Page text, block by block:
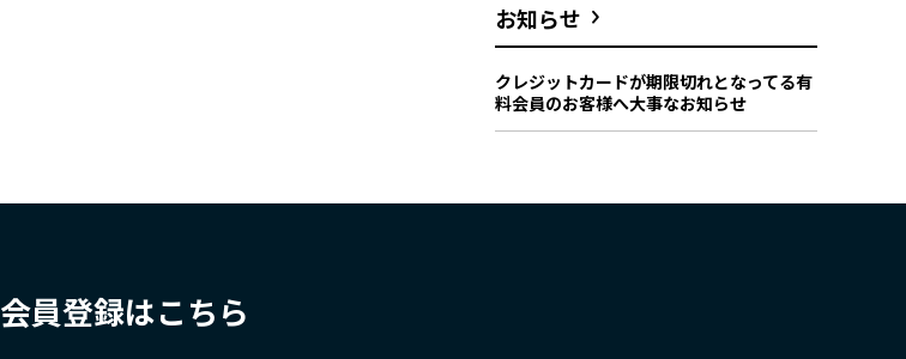
お知らせ
クレジットカードが期限切れとなってる有
料会員のお客様へ大事なお知らせ
会員登録はこちら